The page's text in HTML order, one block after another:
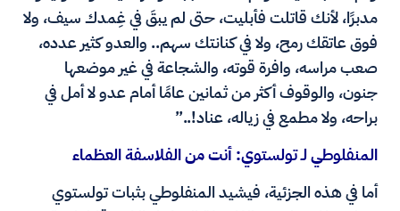
مدبرًا، لأنك قاتلت فأبليت، حتى لم يبقَ في غِمدك سيف، ولا
فوق عاتقك رمح، ولا في كنانتك سهم.. والعدو كثير عدده،
صعب مراسه، وافرة قوته، والشجاعة في غير موضعها
جنون، والوقوف أكثر من ثمانين عامًا أمام عدو لا أمل في
براحه، ولا مطمع في زياله، عناد!..”
المنفلوطي لـ تولستوي: أنت من الفلاسفة العظماء
أما في هذه الجزئية، فيشيد المنفلوطي بثبات تولستوي